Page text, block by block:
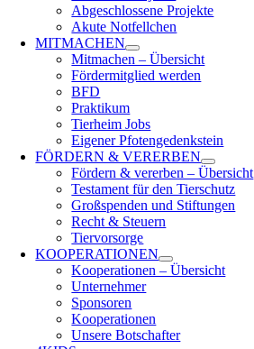
Abgeschlossene Projekte
Akute Notfellchen
MITMACHEN
Mitmachen – Übersicht
Fördermitglied werden
BFD
Praktikum
Tierheim Jobs
Eigener Pfotengedenkstein
FÖRDERN & VERERBEN
Fördern & vererben – Übersicht
Testament für den Tierschutz
Großspenden und Stiftungen
Recht & Steuern
Tiervorsorge
KOOPERATIONEN
Kooperationen – Übersicht
Unternehmer
Sponsoren
Kooperationen
Unsere Botschafter